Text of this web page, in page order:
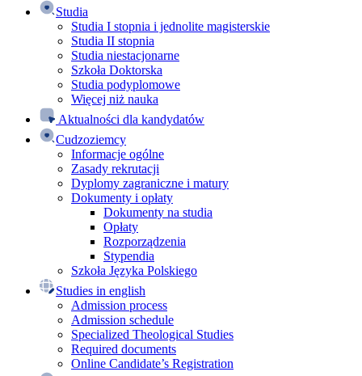
Studia
Studia I stopnia i jednolite magisterskie
Studia II stopnia
Studia niestacjonarne
Szkoła Doktorska
Studia podyplomowe
Więcej niż nauka
Aktualności dla kandydatów
Cudzoziemcy
Informacje ogólne
Zasady rekrutacji
Dyplomy zagraniczne i matury
Dokumenty i opłaty
Dokumenty na studia
Opłaty
Rozporządzenia
Stypendia
Szkoła Języka Polskiego
Studies in english
Admission process
Admission schedule
Specialized Theological Studies
Required documents
Online Candidate’s Registration